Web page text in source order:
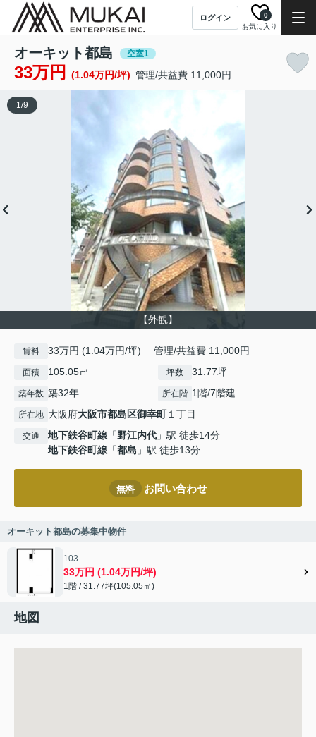
ログイン
お気に入り
0
オーキット都島 空室1
33万円 (1.04万円/坪) 管理/共益費 11,000円
【外観】
1/9
賃料 33万円 (1.04万円/坪) 管理/共益費 11,000円
面積 105.05㎡ 坪数 31.77坪
築年数 築32年 所在階 1階/7階建
所在地 大阪府大阪市都島区御幸町１丁目
交通 地下鉄谷町線 「野江内代 」駅 徒歩14分
地下鉄谷町線 「都島 」駅 徒歩13分
無料 お問い合わせ
オーキット都島の募集中物件
103
33万円 (1.04万円/坪)
1階 / 31.77坪(105.05㎡)
地図